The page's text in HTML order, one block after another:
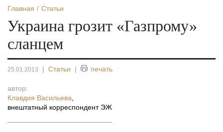
Главная Статьи
Украина грозит «Газпрому»
сланцем
25.01.2013 | Статьи | печать
автор:
Клавдия Васильева
внештатный корреспондент ЭЖ